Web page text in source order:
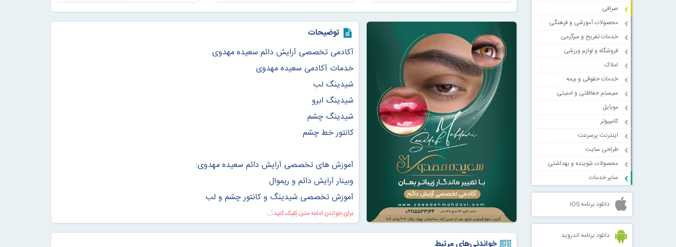
صرافی
محصولات آموزشی و فرهنگی
خدمات تفریح و سرگرمی
فروشگاه و لوازم ورزشی
املاک
خدمات حقوقی و بیمه
سیستم حفاظتی و امنیتی
موبایل
کامپیوتر
اینترنت پرسرعت
طراحی سایت
محصولات شوینده و بهداشتی
سایر خدمات
دانلود برنامه iOS
دانلود برنامه اندروید
توضیحات
آکادمی تخصصی آرایش دائم سعیده مهدوی
خدمات آکادمی سعیده مهدوی
شیدینگ لب
شیدینگ ابرو
شیدینگ چشم
کانتور خط چشم
آموزش های تخصصی آرایش دائم سعیده مهدوی:
وبینار آرایش دائم و ریموال
آموزش تخصصی شیدینگ و کانتور چشم و لب
آموزش جامع میکروبلیدینگ
آموزش جامع هیر استروک
برای خواندن ادامه متن کلیک کنید ...
خواندنی‌های مرتبط